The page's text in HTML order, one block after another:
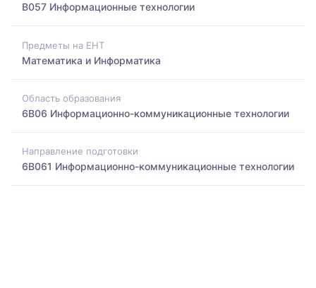
B057 Информационные технологии
Предметы на ЕНТ
Математика и Информатика
Область образования
6B06 Информационно-коммуникационные технологии
Направление подготовки
6B061 Информационно-коммуникационные технологии